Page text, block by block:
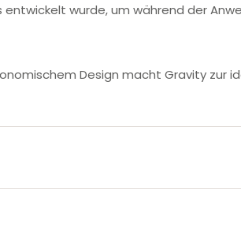
wurde, um während der
Design macht Gravity zur